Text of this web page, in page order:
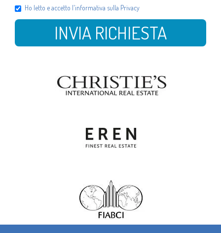
Ho letto e accetto l'informativa sulla Privacy
INVIA RICHIESTA